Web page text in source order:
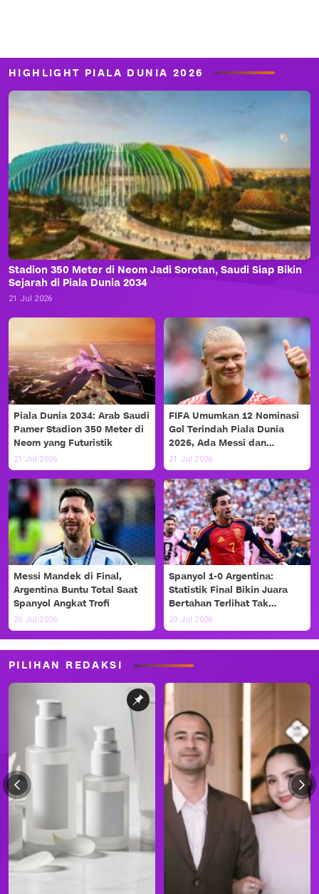
HIGHLIGHT PIALA DUNIA 2026
Stadion 350 Meter di Neom Jadi Sorotan, Saudi Siap Bikin
Sejarah di Piala Dunia 2034
21 Jul 2026
Piala Dunia 2034: Arab Saudi
Pamer Stadion 350 Meter di
Neom yang Futuristik
21 Jul 2026
FIFA Umumkan 12 Nominasi
Gol Terindah Piala Dunia
2026, Ada Messi dan
Haaland!
21 Jul 2026
Messi Mandek di Final,
Argentina Buntu Total Saat
Spanyol Angkat Trofi
20 Jul 2026
Spanyol 1-0 Argentina:
Statistik Final Bikin Juara
Bertahan Terlihat Tak
Berdaya
20 Jul 2026
PILIHAN REDAKSI